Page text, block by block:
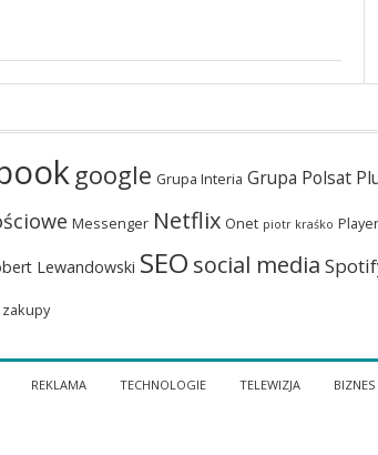
google Grupa Interia Grupa Polsat
Messenger Netflix Onet piotr kraśko Player
Lewandowski SEO social media
zakupy
REKLAMA TECHNOLOGIE TELEWIZJA BIZNES